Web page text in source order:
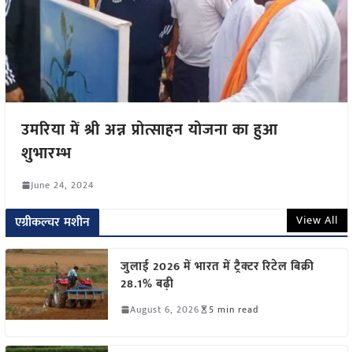
उमरिया में श्री अन्न प्रोत्साहन योजना का हुआ
शुभारम्भ
June 24, 2024
एग्रीकल्चर मशीन View All
जुलाई 2026 में भारत में ट्रैक्टर रिटेल बिक्री
28.1% बढ़ी
August 6, 2026 5 min read